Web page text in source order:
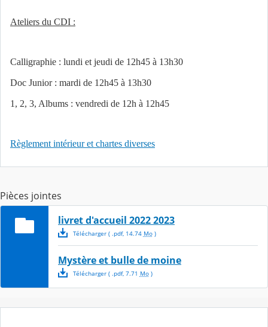
Ateliers du CDI :
Calligraphie : lundi et jeudi de 12h45 à 13h30
Doc Junior : mardi de 12h45 à 13h30
1, 2, 3, Albums : vendredi de 12h à 12h45
Règlement intérieur et chartes diverses
Pièces jointes
livret d'accueil 2022 2023
Télécharger( .pdf, 14.74 Mo)
Mystère et bulle de moine
Télécharger( .pdf, 7.71 Mo)